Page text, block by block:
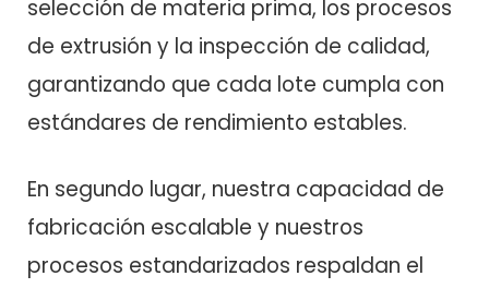
selección de materia prima, los procesos
de extrusión y la inspección de calidad,
garantizando que cada lote cumpla con
estándares de rendimiento estables.
En segundo lugar, nuestra capacidad de
fabricación escalable y nuestros
procesos estandarizados respaldan el